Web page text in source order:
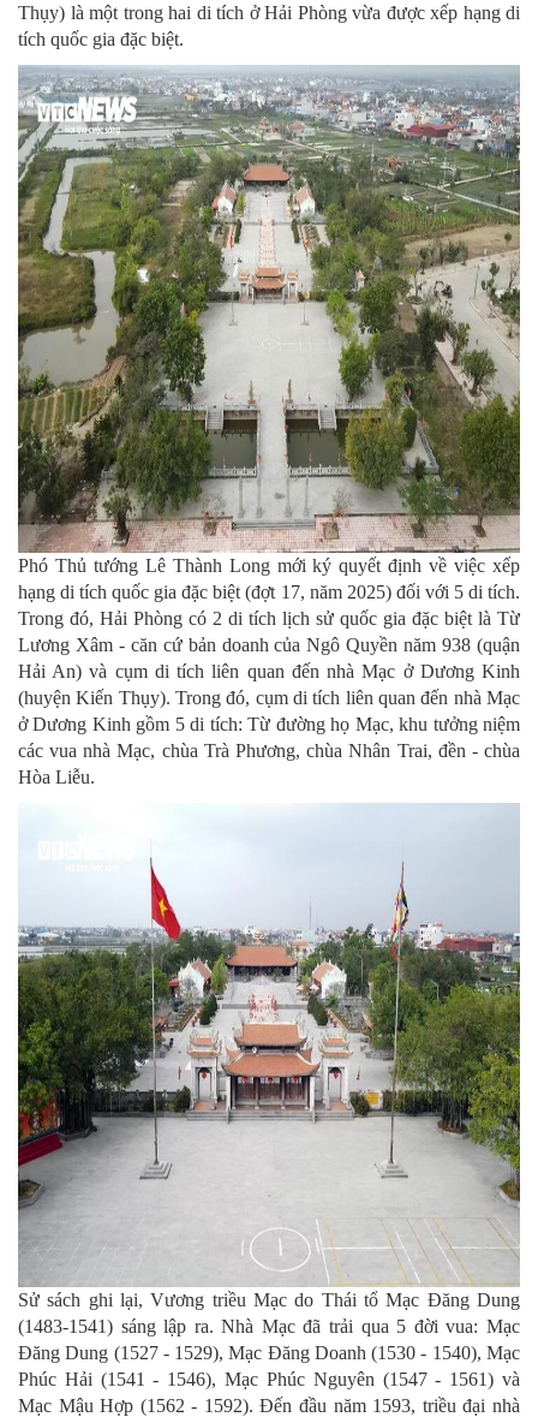
Thụy) là một trong hai di tích ở Hải Phòng vừa được xếp hạng di
tích quốc gia đặc biệt.
Phó Thủ tướng Lê Thành Long mới ký quyết định về việc xếp
hạng di tích quốc gia đặc biệt (đợt 17, năm 2025) đối với 5 di tích.
Trong đó, Hải Phòng có 2 di tích lịch sử quốc gia đặc biệt là Từ
Lương Xâm - căn cứ bản doanh của Ngô Quyền năm 938 (quận
Hải An) và cụm di tích liên quan đến nhà Mạc ở Dương Kinh
(huyện Kiến Thụy). Trong đó, cụm di tích liên quan đến nhà Mạc
ở Dương Kinh gồm 5 di tích: Từ đường họ Mạc, khu tưởng niệm
các vua nhà Mạc, chùa Trà Phương, chùa Nhân Trai, đền - chùa
Hòa Liễu.
Sử sách ghi lại, Vương triều Mạc do Thái tổ Mạc Đăng Dung
(1483-1541) sáng lập ra. Nhà Mạc đã trải qua 5 đời vua: Mạc
Đăng Dung (1527 - 1529), Mạc Đăng Doanh (1530 - 1540), Mạc
Phúc Hải (1541 - 1546), Mạc Phúc Nguyên (1547 - 1561) và
Mạc Mậu Hợp (1562 - 1592). Đến đầu năm 1593, triều đại nhà